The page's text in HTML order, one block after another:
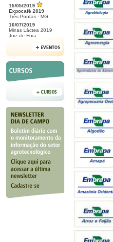
15/05/2019
Expocafé 2019
Três Pontas - MG
16/07/2019
Minas Láctea 2019
Juiz de Fora